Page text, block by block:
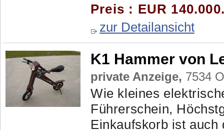
Preis : EUR
zur Detailansicht
K1 Hammer von
private Anzeige, 7534
Wie kleines
Führerschein,
Einkaufskorb ist auch